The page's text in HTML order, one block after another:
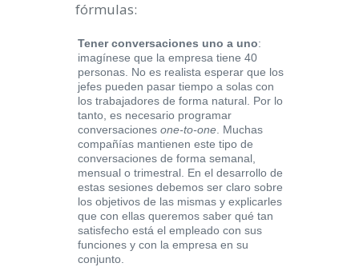
fórmulas:
Tener conversaciones uno a uno:
imagínese que la empresa tiene 40
personas. No es realista esperar que los
jefes pueden pasar tiempo a solas con
los trabajadores de forma natural. Por lo
tanto, es necesario programar
conversaciones one-to-one. Muchas
compañías mantienen este tipo de
conversaciones de forma semanal,
mensual o trimestral. En el desarrollo de
estas sesiones debemos ser claro sobre
los objetivos de las mismas y explicarles
que con ellas queremos saber qué tan
satisfecho está el empleado con sus
funciones y con la empresa en su
conjunto.